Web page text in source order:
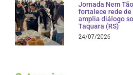
Jornada Nem
fortalece rede de
amplia diálogo
Taquara (RS)
24/07/2026